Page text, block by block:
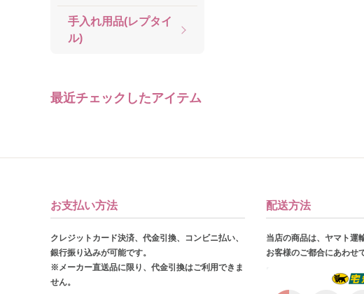
手入れ用品(レプタイ
ル)
最近チェックしたアイテム
お支払い方法
クレジットカード決済、代金引換、コンビニ払い、
銀行振り込みが可能です。
※メーカー直送品に限り、代金引換はご利用できま
せん。
配送方法
当店の商品は、ヤマト運
お客様のご都合にあわせ